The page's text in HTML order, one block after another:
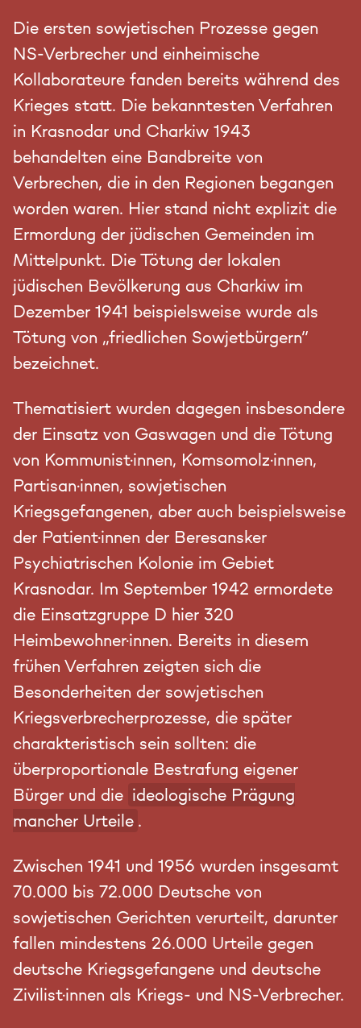
Die ersten sowjetischen Prozesse gegen
NS-Verbrecher und einheimische
Kollaborateure fanden bereits während des
Krieges statt. Die bekanntesten Verfahren
in Krasnodar und Charkiw 1943
behandelten eine Bandbreite von
Verbrechen, die in den Regionen begangen
worden waren. Hier stand nicht explizit die
Ermordung der jüdischen Gemeinden im
Mittelpunkt. Die Tötung der lokalen
jüdischen Bevölkerung aus Charkiw im
Dezember 1941 beispielsweise wurde als
Tötung von „friedlichen Sowjetbürgern“
bezeichnet.
Thematisiert wurden dagegen insbesondere
der Einsatz von Gaswagen und die Tötung
von Kommunist·innen, Komsomolz·innen,
Partisan·innen, sowjetischen
Kriegsgefangenen, aber auch beispielsweise
der Patient·innen der Beresansker
Psychiatrischen Kolonie im Gebiet
Krasnodar. Im September 1942 ermordete
die Einsatzgruppe D hier 320
Heimbewohner·innen. Bereits in diesem
frühen Verfahren zeigten sich die
Besonderheiten der sowjetischen
Kriegsverbrecherprozesse, die später
charakteristisch sein sollten: die
überproportionale Bestrafung eigener
Bürger und die ideologische Prägung
mancher Urteile .
Zwischen 1941 und 1956 wurden insgesamt
70.000 bis 72.000 Deutsche von
sowjetischen Gerichten verurteilt, darunter
fallen mindestens 26.000 Urteile gegen
deutsche Kriegsgefangene und deutsche
Zivilist·innen als Kriegs- und NS-Verbrecher.